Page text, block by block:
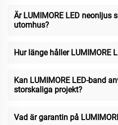
Är LUMIMORE LED neonljus
utomhus?
Hur länge håller LUMIMORE
Kan LUMIMORE LED-band
storskaliga projekt?
Vad är garantin på